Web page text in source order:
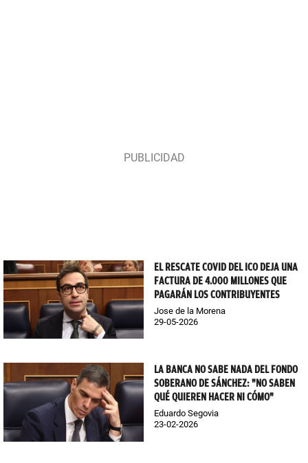
EL RESCATE COVID DEL ICO DEJA UNA
FACTURA DE 4.000 MILLONES QUE
PAGARÁN LOS CONTRIBUYENTES
Jose de la Morena
29-05-2026
LA BANCA NO SABE NADA DEL FONDO
SOBERANO DE SÁNCHEZ: "NO SABEN
QUÉ QUIEREN HACER NI CÓMO"
Eduardo Segovia
23-02-2026